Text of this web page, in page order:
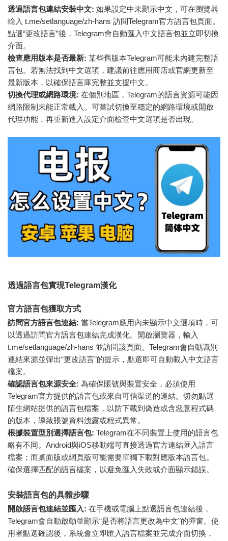
透過語言包連結安裝中文: 如果設定中未顯示中文，可在瀏覽器
輸入 t.me/setlanguage/zh-hans 訪問Telegram官方語言包頁面。
點選“更改語言”後，Telegram會自動匯入中文語言包並立即切換
介面。
檢查應用版本是否最新: 某些舊版本Telegram可能未內建完整語
言包。若無法找到中文選項，建議前往應用商店或官網更新至
最新版本，以確保語言庫完整並支援中文。
切換代理或網路環境: 在個別地區，Telegram的語言資源可能因
網路限制未能正常載入。可嘗試切換至穩定的網路環境或開啟
代理功能，再重新進入設定介面檢查中文選項是否出現。
透過語言包實現Telegram漢化
官方語言包獲取方式
訪問官方語言包連結: 當Telegram應用內未顯示中文選項時，可
以透過訪問官方語言包連結完成漢化。開啟瀏覽器，輸入
t.me/setlanguage/zh-hans 並訪問該頁面。Telegram會自動識別
連結來源並彈出“更改語言”的提示，點選即可自動載入中文語言
檔案。
確認語言包來源安全: 為確保賬號與裝置安全，必須使用
Telegram官方提供的語言包或來自可信渠道的連結。切勿點選
陌生網站提供的語言包檔案，以防下載到偽造或含惡意程式碼
的版本，導致賬號資料洩露或程式異常。
根據裝置型別選擇語言包: Telegram在不同裝置上使用的語言包
略有不同。Android與iOS移動端可直接透過官方連結匯入語言
檔案；而桌面版或網頁版可能需要單獨下載對應版本語言包。
確保選擇匹配的語言檔案，以避免匯入失敗或介面顯示錯誤。
安裝語言包的具體步驟
開啟語言包連結並匯入: 在手機或電腦上點選語言包連結後，
Telegram會自動啟動並顯示“是否將語言更改為中文”的彈窗。使
用者點選確認後，系統會立即匯入語言檔案並完成介面切換，